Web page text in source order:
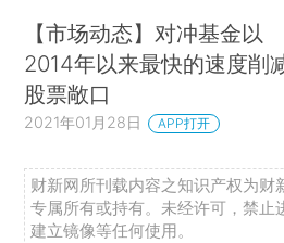
【市场动态】对冲基金以
2014年以来最快的速度削
股票敞口
2021年01月28日 APP打开
财新网所刊载内容之知识产权为财
专属所有或持有。未经许可，禁止
建立镜像等任何使用。